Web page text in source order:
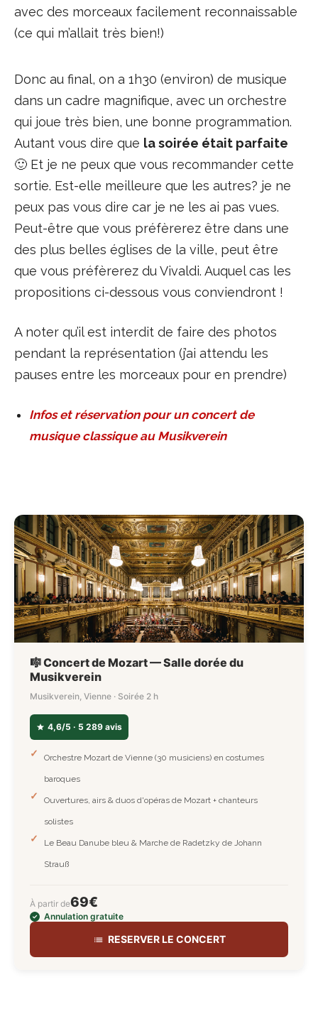
avec des morceaux facilement reconnaissable
(ce qui m’allait très bien!)
Donc au final, on a 1h30 (environ) de musique
dans un cadre magnifique, avec un orchestre
qui joue très bien, une bonne programmation.
Autant vous dire que la soirée était parfaite
🙂 Et je ne peux que vous recommander cette
sortie. Est-elle meilleure que les autres? je ne
peux pas vous dire car je ne les ai pas vues.
Peut-être que vous préfèrerez être dans une
des plus belles églises de la ville, peut être
que vous préfèrerez du Vivaldi. Auquel cas les
propositions ci-dessous vous conviendront !
A noter qu’il est interdit de faire des photos
pendant la représentation (j’ai attendu les
pauses entre les morceaux pour en prendre)
Infos et réservation pour un concert de
musique classique au Musikverein
🎼 Concert de Mozart — Salle dorée du
Musikverein
Musikverein, Vienne · Soirée 2 h
4,6/5 · 5 289 avis
Orchestre Mozart de Vienne (30 musiciens) en costumes
baroques
Ouvertures, airs & duos d'opéras de Mozart + chanteurs
solistes
Le Beau Danube bleu & Marche de Radetzky de Johann
Strauß
À partir de69€
Annulation gratuite
RESERVER LE CONCERT